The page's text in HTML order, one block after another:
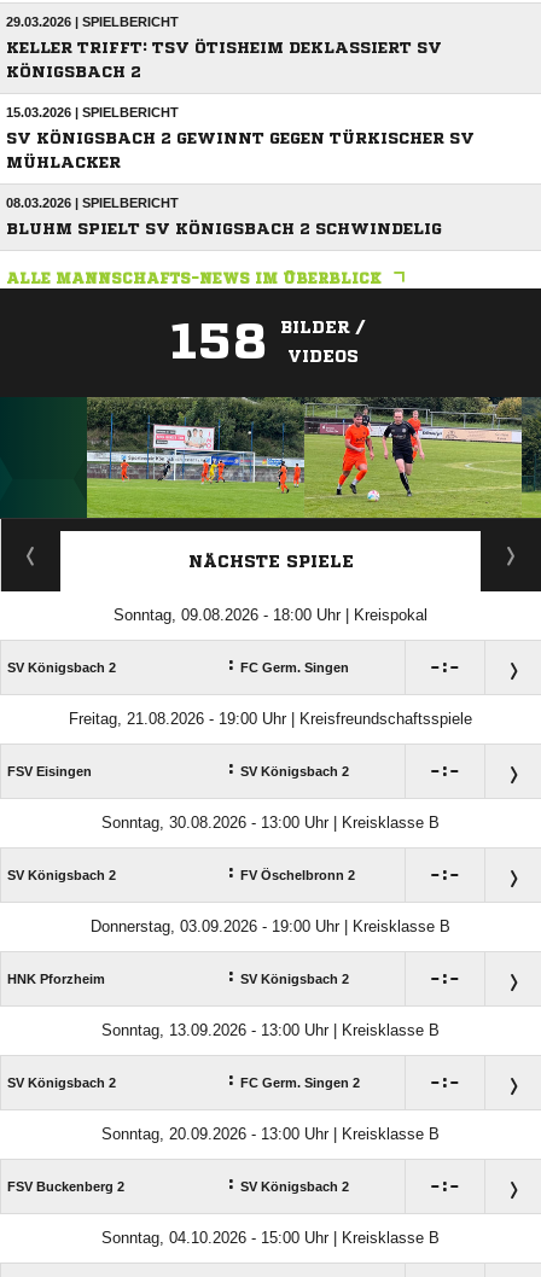
29.03.2026 | SPIELBERICHT
KELLER TRIFFT: TSV ÖTISHEIM DEKLASSIERT SV
KÖNIGSBACH 2
15.03.2026 | SPIELBERICHT
SV KÖNIGSBACH 2 GEWINNT GEGEN TÜRKISCHER SV
MÜHLACKER
08.03.2026 | SPIELBERICHT
BLUHM SPIELT SV KÖNIGSBACH 2 SCHWINDELIG
ALLE MANNSCHAFTS-NEWS IM ÜBERBLICK
158
BILDER /
VIDEOS
ANZEIGE
NÄCHSTE SPIELE
Sonntag, 09.08.2026 - 18:00 Uhr | Kreispokal
SV Königsbach 2 : FC Germ. Singen :
Freitag, 21.08.2026 - 19:00 Uhr | Kreisfreundschaftsspiele
FSV Eisingen : SV Königsbach 2 :
Sonntag, 30.08.2026 - 13:00 Uhr | Kreisklasse B
SV Königsbach 2 : FV Öschelbronn 2 :
Donnerstag, 03.09.2026 - 19:00 Uhr | Kreisklasse B
HNK Pforzheim : SV Königsbach 2 :
Sonntag, 13.09.2026 - 13:00 Uhr | Kreisklasse B
SV Königsbach 2 : FC Germ. Singen 2 :
Sonntag, 20.09.2026 - 13:00 Uhr | Kreisklasse B
FSV Buckenberg 2 : SV Königsbach 2 :
Sonntag, 04.10.2026 - 15:00 Uhr | Kreisklasse B